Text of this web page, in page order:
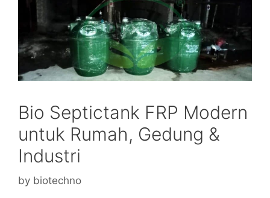
Bio Septictank FRP Modern
untuk Rumah, Gedung &
Industri
by biotechno